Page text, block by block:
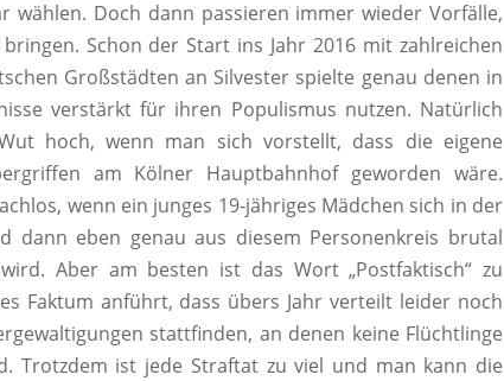
wählen. Doch dann passieren immer wieder Vorfälle,
Schon der Start ins Jahr 2016 mit zahlreichen
Großstädten an Silvester spielte genau denen in
verstärkt für ihren Populismus nutzen. Natürlich
hoch, wenn man sich vorstellt, dass die eigene
am Kölner Hauptbahnhof geworden wäre.
wenn ein junges 19-jähriges Mädchen sich in der
dann eben genau aus diesem Personenkreis brutal
Aber am besten ist das Wort „Postfaktisch“ zu
Faktum anführt, dass übers Jahr verteilt leider noch
stattfinden, an denen keine Flüchtlinge
Trotzdem ist jede Straftat zu viel und man kann die